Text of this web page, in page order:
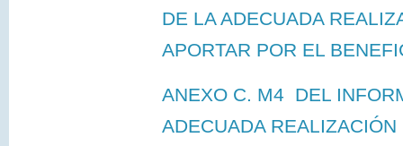
DE LA ADECUADA
APORTAR POR EL
ANEXO C. M4 DEL
ADECUADA